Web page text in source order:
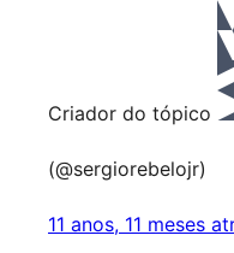
Criador do tópico
(@sergiorebelojr)
11 anos, 11 meses